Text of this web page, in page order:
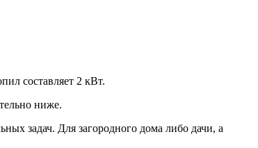
составляет 2 кВт.
ниже.
задач. Для загородного дома либо дачи, а